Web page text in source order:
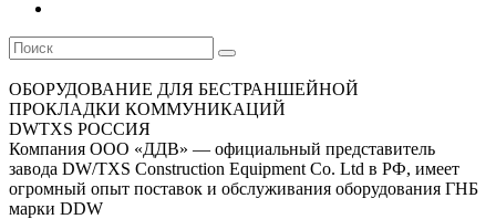
ОБОРУДОВАНИЕ ДЛЯ БЕСТРАНШЕЙНОЙ
ПРОКЛАДКИ КОММУНИКАЦИЙ
DWTXS РОССИЯ
Компания ООО «ДДВ» — официальный представитель
завода DW/TXS Construction Equipment Co. Ltd в РФ, имеет
огромный опыт поставок и обслуживания оборудования ГНБ
марки DDW